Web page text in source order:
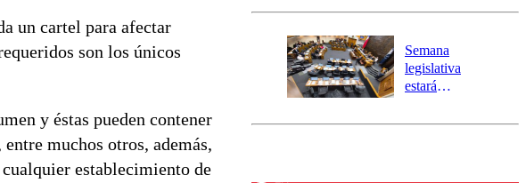
un cartel para afectar
son los únicos
y éstas pueden contener
muchos otros, además,
establecimiento de
activa Alerta
Preventiva en
tres comunas
Semana
legislativa
estará
el fin de la